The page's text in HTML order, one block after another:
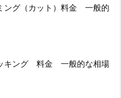
ング（カット）料金 一般的
キング 料金 一般的な相場